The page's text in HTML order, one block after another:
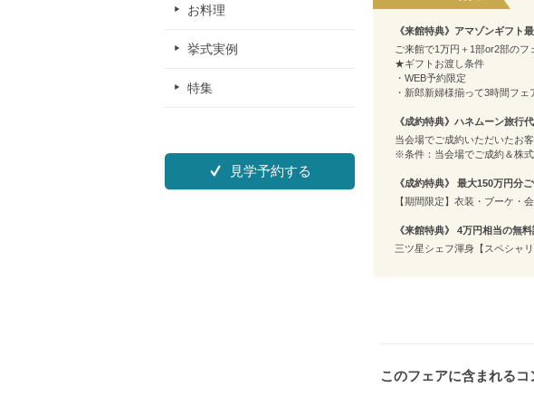
お料理
挙式実例
特集
見学予約する
《来館特典》アマゾンギフト
ご来館で1万円＋1部or2部の
★ギフトお渡し条件
・WEB予約限定
・新郎新婦様揃って3時間フ
《成約特典》ハネムーン旅行
当会場でご成約いただいたお
※条件：当会場でご成約＆株
《成約特典》 最大150万円分
【期間限定】衣装・ブーケ・
《来館特典》 4万円相当の無
三ツ星シェフ渾身【スペシャ
このフェアに含まれるコ